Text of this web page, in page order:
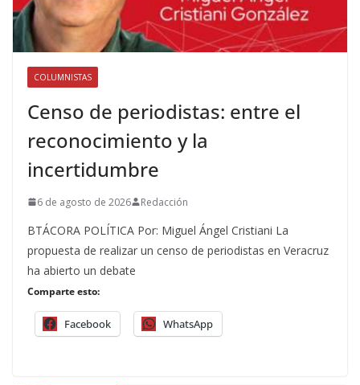
COLUMNISTAS
Censo de periodistas: entre el
reconocimiento y la
incertidumbre
6 de agosto de 2026 Redacción
BTÁCORA POLÍTICA Por: Miguel Ángel Cristiani La
propuesta de realizar un censo de periodistas en Veracruz
ha abierto un debate
Comparte esto:
Facebook WhatsApp